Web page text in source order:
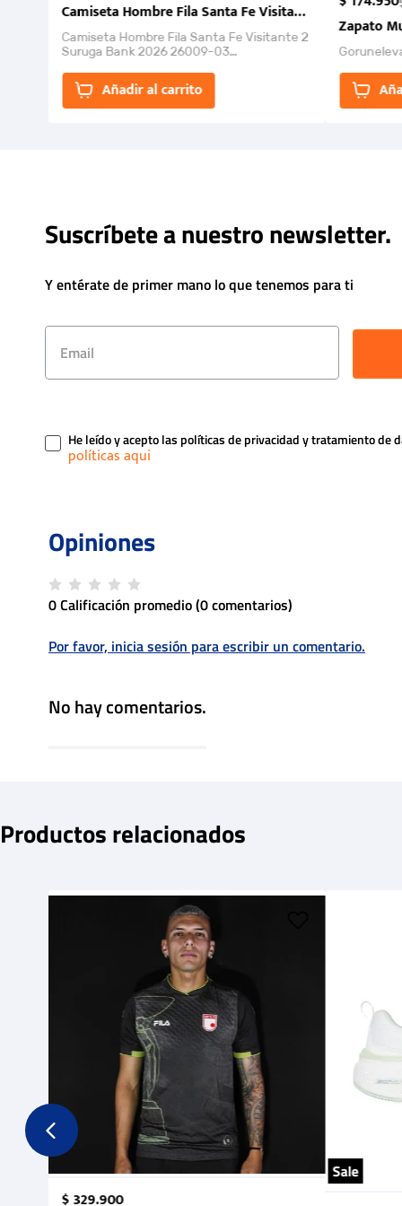
Camiseta Hombre Fila Santa Fe Visitante 2 Suruga
Camiseta Hombre Fila Santa Fe Visitante 2
Suruga Bank 2026 26009-03
la Et...
Añadir al carrito
Zapato
Suscríbete a nuestro newsletter.
Y entérate de primer mano lo que tenemos para ti
He leído y acepto las políticas de privacidad y tratamiento de
0 Calificación promedio(0 comentarios)
Por favor, inicia sesión para escribir un comentario.
No hay comentarios.
Productos relacionados
$329.900
Sale